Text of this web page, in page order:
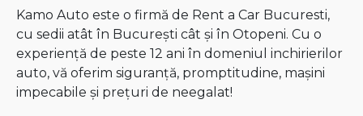
Kamo Auto este o firmă de Rent a Car Bucuresti,
cu sedii atât în București cât și în Otopeni. Cu o
experiență de peste 12 ani în domeniul inchirierilor
auto, vă oferim siguranță, promptitudine, mașini
impecabile și prețuri de neegalat!